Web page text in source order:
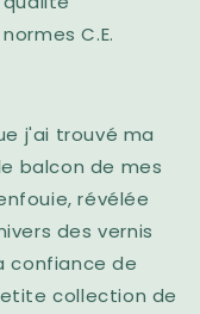
C.E.
j'ai trouvé ma
balcon de mes
révélée
des vernis
confiance de
collection de